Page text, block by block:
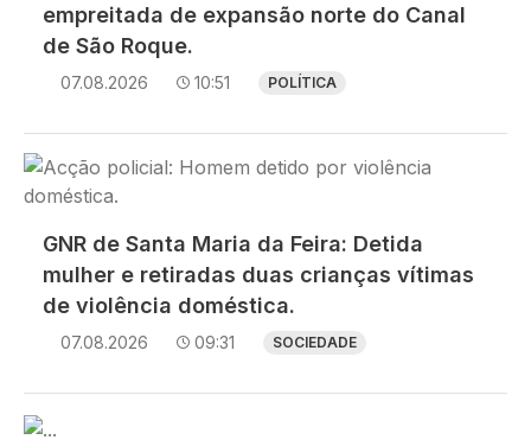
empreitada de expansão norte do Canal
de São Roque.
07.08.2026 10:51 POLÍTICA
Imagem
GNR de Santa Maria da Feira: Detida
mulher e retiradas duas crianças vítimas
de violência doméstica.
07.08.2026 09:31 SOCIEDADE
Imagem